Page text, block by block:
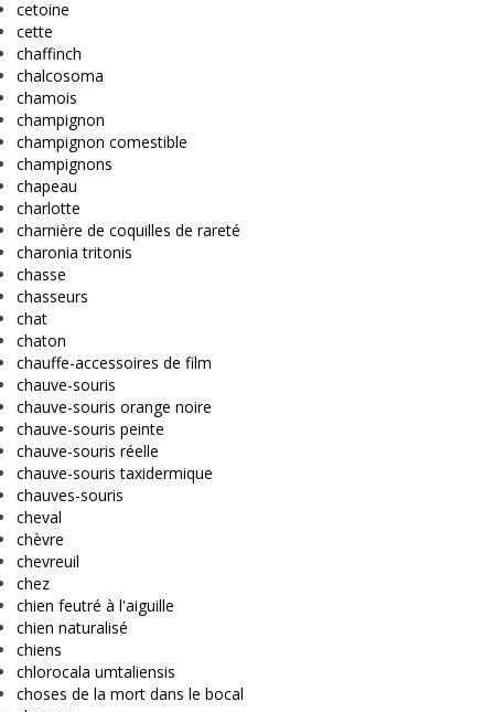
cetoine
cette
chaffinch
chalcosoma
chamois
champignon
champignon comestible
champignons
chapeau
charlotte
charnière de coquilles de rareté
charonia tritonis
chasse
chasseurs
chat
chaton
chauffe-accessoires de film
chauve-souris
chauve-souris orange noire
chauve-souris peinte
chauve-souris réelle
chauve-souris taxidermique
chauves-souris
cheval
chèvre
chevreuil
chez
chien feutré à l'aiguille
chien naturalisé
chiens
chlorocala umtaliensis
choses de la mort dans le bocal